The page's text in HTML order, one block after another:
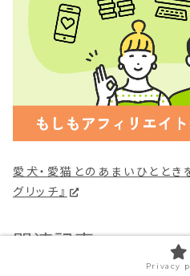
愛犬・愛猫とのあまいひととき
グリッチ』
関連記事
Privacy